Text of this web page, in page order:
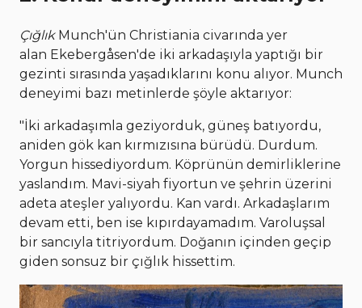
Çığlık Munch'ün Christiania civarında yer
alan Ekebergåsen'de iki arkadaşıyla yaptığı bir
gezinti sırasında yaşadıklarını konu alıyor. Munch
deneyimi bazı metinlerde şöyle aktarıyor:
"İki arkadaşımla geziyorduk, güneş batıyordu,
aniden gök kan kırmızısına bürüdü. Durdum.
Yorgun hissediyordum. Köprünün demirliklerine
yaslandım. Mavi-siyah fiyortun ve şehrin üzerini
adeta ateşler yalıyordu. Kan vardı. Arkadaşlarım
devam etti, ben ise kıpırdayamadım. Varoluşsal
bir sancıyla titriyordum. Doğanın içinden geçip
giden sonsuz bir çığlık hissettim.